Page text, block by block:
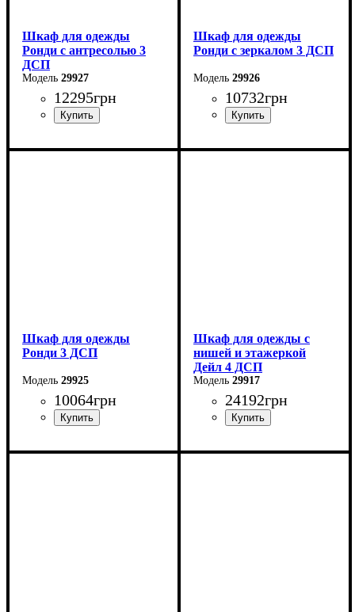
Шкаф для одежды
Ронди с антресолью 3
ДСП
29927
12295грн
Ширина: 121 см
Шкаф для одежды
Ронди с зеркалом 3 ДСП
29926
10732грн
Ширина: 121 см
Шкаф для одежды
Ронди 3 ДСП
29925
10064грн
Ширина: 121 см
Шкаф для одежды с
нишей и этажеркой
Дейл 4 ДСП
29917
24192грн
Ширина: 234 см